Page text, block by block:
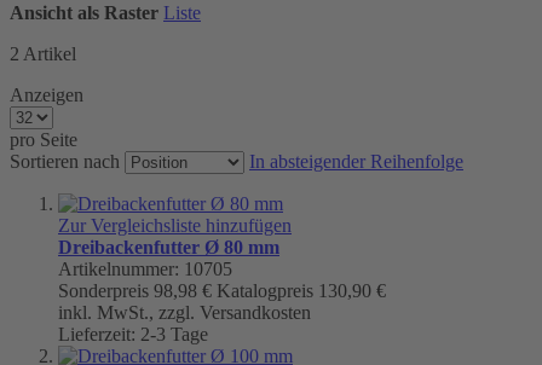
Ansicht als Raster Liste
2 Artikel
Anzeigen
pro Seite
Sortieren nach
In absteigender Reihenfolge
Zur Vergleichsliste hinzufügen
Dreibackenfutter Ø 80 mm
Artikelnummer: 10705
Sonderpreis 98,98 € Katalogpreis 130,90 €
inkl. MwSt., zzgl. Versandkosten
Lieferzeit: 2-3 Tage